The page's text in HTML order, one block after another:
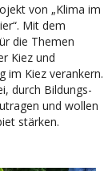
von „Klima im
Mit dem
die Themen
Kiez und
im Kiez verankern.
durch Bildungs-
und wollen
stärken.